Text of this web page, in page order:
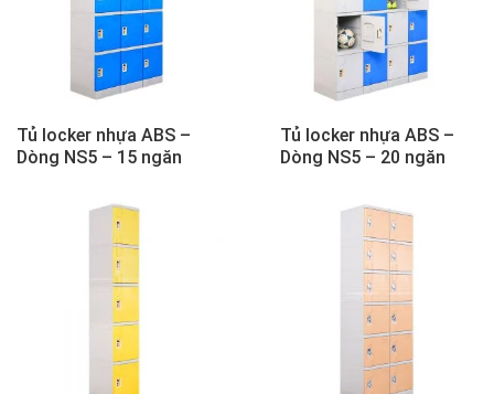
Tủ locker nhựa ABS –
Dòng NS5 – 15 ngăn
Tủ locker nhựa ABS –
Dòng NS5 – 20 ngăn